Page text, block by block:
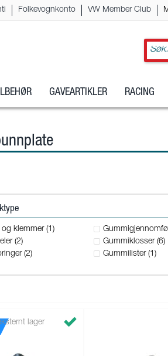
Folkevognkonto VW Member Club
GAVEARTIKLER RACING
og klemmer (1)
(2)
(2)
Gummiklosser (6)
Gummilister (1)
lager